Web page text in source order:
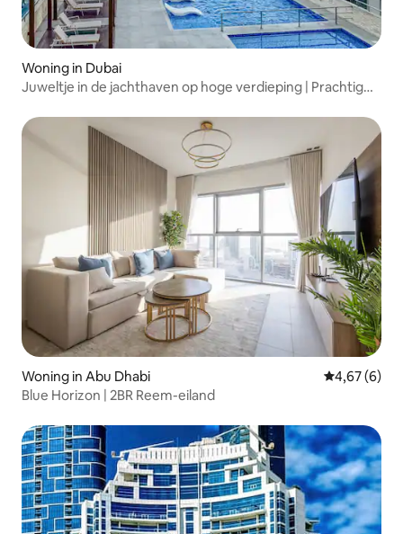
Woning in Dubai
Juweltje in de jachthaven op hoge verdieping | Prachtig
Woning in Abu Dhabi Gemiddelde
4,67 (6)
Blue Horizon | 2BR Reem-eiland